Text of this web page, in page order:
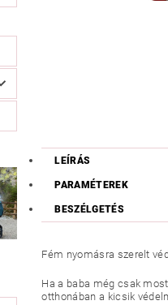
LEÍRÁS
PARAMÉTEREK
BESZÉLGETÉS
Fém nyomásra szerelt
Ha a baba még csak
otthonában a kicsik